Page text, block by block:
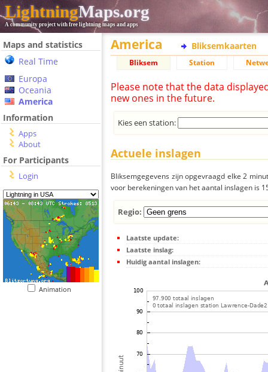
LightningMaps.org
A community project with free lightning maps and apps
Maps and statistics
Real Time
Europa
Oceania
America
Information
Apps
About
For Participants
Login
Animation
America Bliksemkaarten
Bliksem Station
Please note that the data
new ones in the future.
Kies een station:
Actuele inslagen
Bliksemgegevens zijn opgevraagd elke 2
voor berekeningen van het aantal inslagen is
Regio:
Laatste update:
Laatste inslag:
Huidig aantal inslagen: